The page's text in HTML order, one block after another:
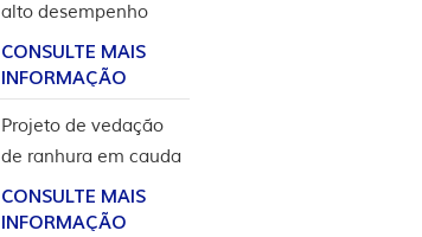
alto desempenho
para aplicação em
hidrogênio
CONSULTE MAIS
INFORMAÇÃO
Projeto de vedação
de ranhura em cauda
de andorinha para
revestimento de
CONSULTE MAIS
INFORMAÇÃO